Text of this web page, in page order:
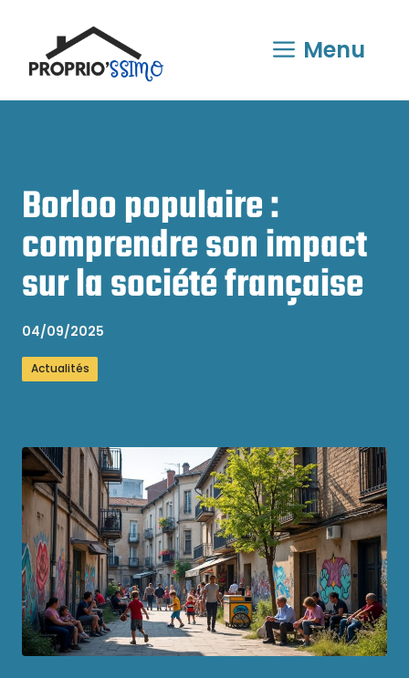
contenu
Menu
Borloo populaire :
comprendre son impact
sur la société française
04/09/2025
Actualités